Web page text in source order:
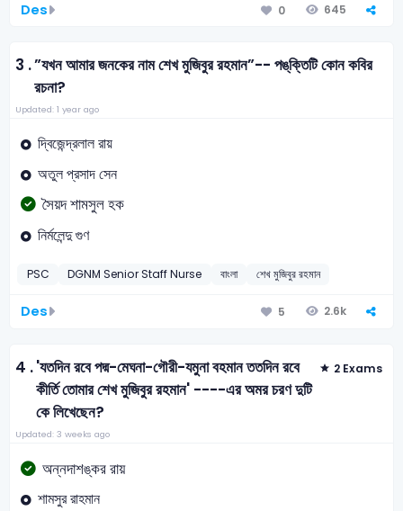
Des 0 645
3 .”যখন আমার জনকের নাম শেখ মুজিবুর রহমান”-- পঙ্‌ক্তিটি কোন কবির
রচনা?
Updated: 1 year ago
দ্বিজেন্দ্রলাল রায়
অতুল প্রসাদ সেন
সৈয়দ শামসুল হক
নির্মলেন্দু গুণ
PSC DGNM Senior Staff Nurse বাংলা শেখ মুজিবুর রহমান
Des 5 2.6k
4 .'যতদিন রবে পদ্ম-মেঘনা-গৌরী-যমুনা বহমান ততদিন রবে
কীর্তি তোমার শেখ মুজিবুর রহমান' ----এর অমর চরণ দুটি
কে লিখেছেন?
2 Exams
Updated: 3 weeks ago
অন্নদাশঙ্কর রায়
শামসুর রাহমান